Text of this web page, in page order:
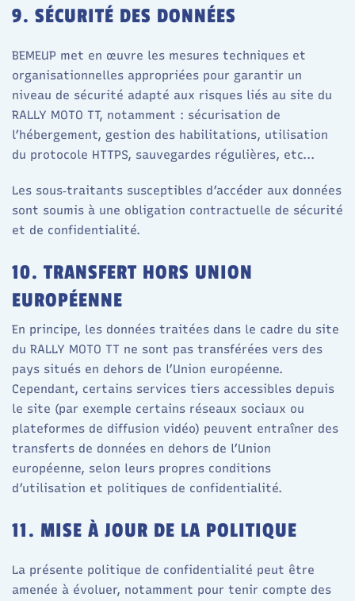
9. SÉCURITÉ DES DONNÉES
BEMEUP met en œuvre les mesures techniques et
organisationnelles appropriées pour garantir un
niveau de sécurité adapté aux risques liés au site du
RALLY MOTO TT, notamment : sécurisation de
l’hébergement, gestion des habilitations, utilisation
du protocole HTTPS, sauvegardes régulières, etc...​
Les sous‑traitants susceptibles d’accéder aux données
sont soumis à une obligation contractuelle de sécurité
et de confidentialité.
10. TRANSFERT HORS UNION
EUROPÉENNE
En principe, les données traitées dans le cadre du site
du RALLY MOTO TT ne sont pas transférées vers des
pays situés en dehors de l’Union européenne.​
Cependant, certains services tiers accessibles depuis
le site (par exemple certains réseaux sociaux ou
plateformes de diffusion vidéo) peuvent entraîner des
transferts de données en dehors de l’Union
européenne, selon leurs propres conditions
d’utilisation et politiques de confidentialité.​
11. MISE À JOUR DE LA POLITIQUE
La présente politique de confidentialité peut être
amenée à évoluer, notamment pour tenir compte des